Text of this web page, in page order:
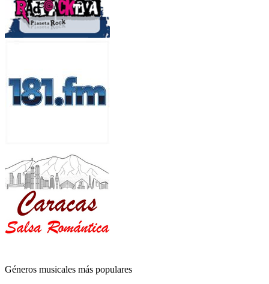
Géneros musicales más populares